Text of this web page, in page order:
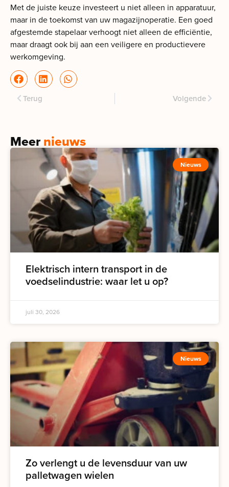
Met de juiste keuze investeert u niet alleen in apparatuur,
maar in de toekomst van uw magazijnoperatie. Een goed
afgestemde stapelaar verhoogt niet alleen de efficiëntie,
maar draagt ook bij aan een veiligere en productievere
werkomgeving.
Terug Volgende
Meernieuws
Nieuws
Elektrisch intern transport in de
voedselindustrie: waar let u op?
juli 30, 2026
Nieuws
Zo verlengt u de levensduur van uw
palletwagen wielen